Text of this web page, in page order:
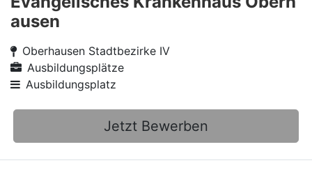
ausen
Oberhausen Stadtbezirke IV
Ausbildungsplätze
Ausbildungsplatz
Jetzt Bewerben